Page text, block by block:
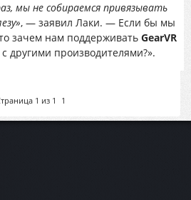
мы не собираемся привязывать
, — заявил Лаки. — Если бы мы
зачем нам поддерживать GearVR
другими производителями?».
1 из 1 1